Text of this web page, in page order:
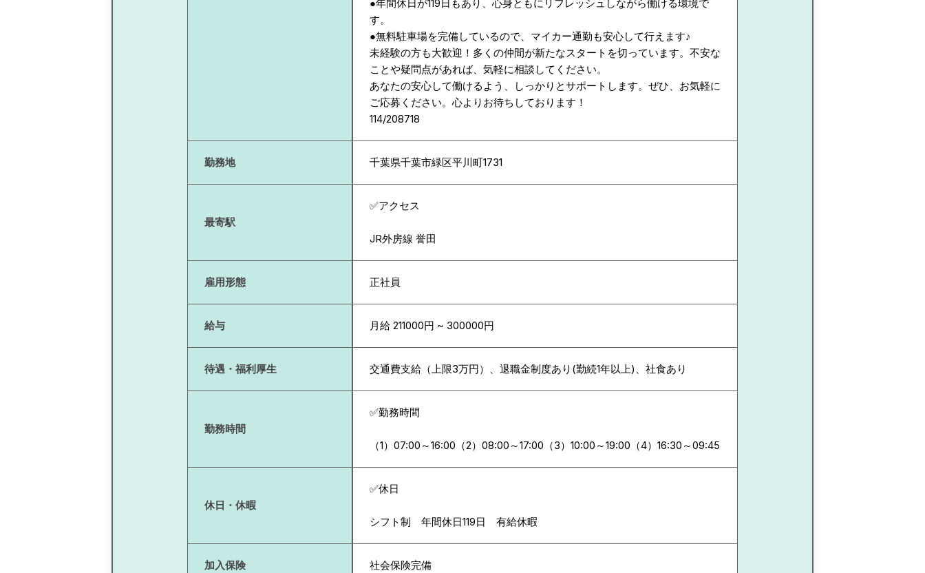
●年間休日が119日もあり、心身ともにリフレッシュしながら働ける環境で
す。
●無料駐車場を完備しているので、マイカー通勤も安心して行えます♪
未経験の方も大歓迎！多くの仲間が新たなスタートを切っています。不安な
ことや疑問点があれば、気軽に相談してください。
あなたの安心して働けるよう、しっかりとサポートします。ぜひ、お気軽に
ご応募ください。心よりお待ちしております！
114/208718
勤務地 千葉県千葉市緑区平川町1731
最寄駅
✅アクセス
JR外房線 誉田
雇用形態 正社員
給与 月給 211000円 ~ 300000円
待遇・福利厚生 交通費支給（上限3万円）、退職金制度あり(勤続1年以上)、社食あり
勤務時間
✅勤務時間
（1）07:00～16:00（2）08:00～17:00（3）10:00～19:00（4）16:30～09:45
休日・休暇
✅休日
シフト制 年間休日119日 有給休暇
加入保険 社会保険完備